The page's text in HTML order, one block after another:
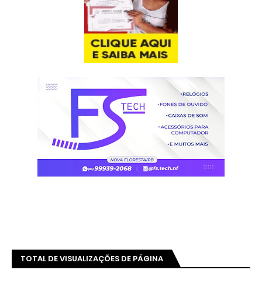
TOTAL DE VISUALIZAÇÕES DE PÁGINA